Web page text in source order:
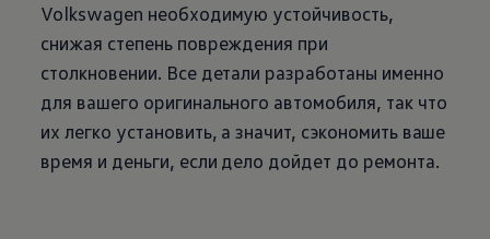
Volkswagen необходимую устойчивость,
снижая степень повреждения при
столкновении. Все детали разработаны именно
для вашего оригинального автомобиля, так что
их легко установить, а значит, сэкономить ваше
время и деньги, если дело дойдет до ремонта.